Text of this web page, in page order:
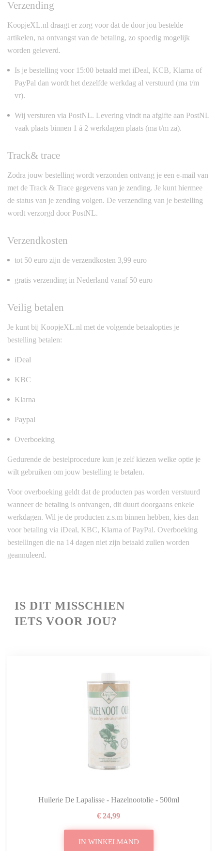
Verzending
KoopjeXL.nl draagt er zorg voor dat de door jou bestelde
artikelen, na ontvangst van de betaling, zo spoedig mogelijk
worden geleverd.
Is je bestelling voor 15:00 betaald met iDeal, KCB, Klarna of
PayPal dan wordt het dezelfde werkdag al verstuurd (ma t/m
vr).
Wij versturen via PostNL. Levering vindt na afgifte aan PostNL
vaak plaats binnen 1 á 2 werkdagen plaats (ma t/m za).
Track& trace
Zodra jouw bestelling wordt verzonden ontvang je een e-mail van
met de Track & Trace gegevens van je zending. Je kunt hiermee
de status van je zending volgen. De verzending van je bestelling
wordt verzorgd door PostNL.
Verzendkosten
tot 50 euro zijn de verzendkosten 3,99 euro
gratis verzending in Nederland vanaf 50 euro
Veilig betalen
Je kunt bij KoopjeXL.nl met de volgende betaalopties je
bestelling betalen:
iDeal
KBC
Klarna
Paypal
Overboeking
Gedurende de bestelprocedure kun je zelf kiezen welke optie je
wilt gebruiken om jouw bestelling te betalen.
Voor overboeking geldt dat de producten pas worden verstuurd
wanneer de betaling is ontvangen, dit duurt doorgaans enkele
werkdagen. Wil je de producten z.s.m binnen hebben, kies dan
voor betaling via iDeal, KBC, Klarna of PayPal. Overboeking
bestellingen die na 14 dagen niet zijn betaald zullen worden
geannuleerd.
IS DIT MISSCHIEN
IETS VOOR JOU?
Huilerie De Lapalisse - Hazelnootolie - 500ml
€ 24,99
IN WINKELMAND